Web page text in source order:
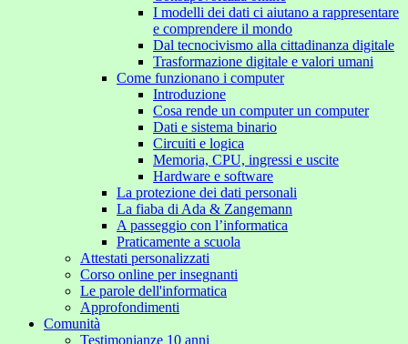
I modelli dei dati ci aiutano a rappresentare
e comprendere il mondo
Dal tecnocivismo alla cittadinanza digitale
Trasformazione digitale e valori umani
Come funzionano i computer
Introduzione
Cosa rende un computer un computer
Dati e sistema binario
Circuiti e logica
Memoria, CPU, ingressi e uscite
Hardware e software
La protezione dei dati personali
La fiaba di Ada & Zangemann
A passeggio con l’informatica
Praticamente a scuola
Attestati personalizzati
Corso online per insegnanti
Le parole dell'informatica
Approfondimenti
Comunità
Testimonianze 10 anni